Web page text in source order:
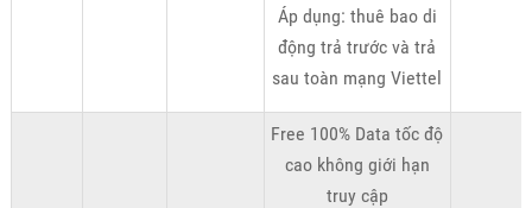
Áp dụng: thuê bao di
động trả trước và trả
sau toàn mạng Viettel
Free 100% Data tốc độ
cao không giới hạn
truy cập